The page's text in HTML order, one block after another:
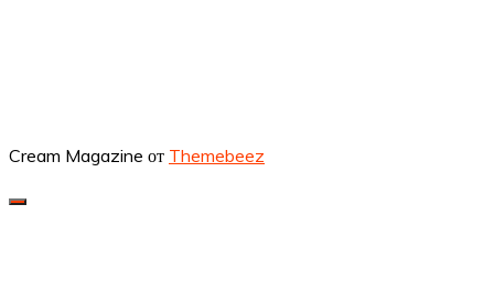
Cream Magazine от Themebeez